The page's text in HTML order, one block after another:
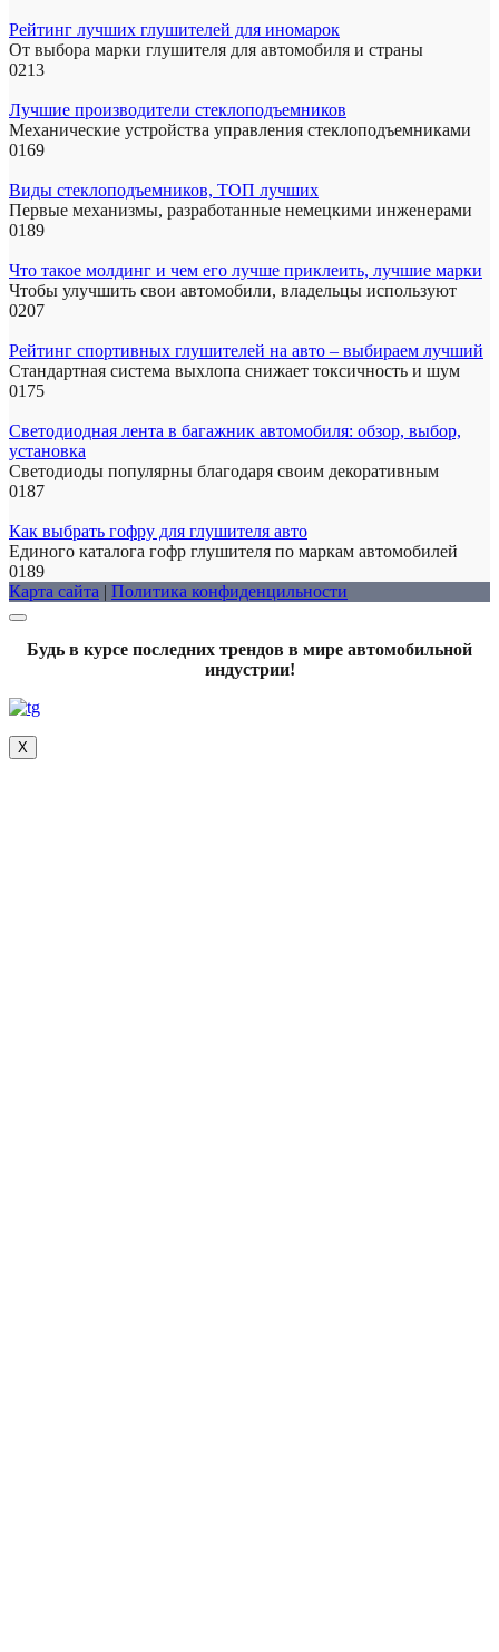
Рейтинг лучших глушителей для иномарок
От выбора марки глушителя для автомобиля и страны
0213
Лучшие производители стеклоподъемников
Механические устройства управления стеклоподъемниками
0169
Виды стеклоподъемников, ТОП лучших
Первые механизмы, разработанные немецкими инженерами
0189
Что такое молдинг и чем его лучше приклеить, лучшие марки
Чтобы улучшить свои автомобили, владельцы используют
0207
Рейтинг спортивных глушителей на авто – выбираем лучший
Стандартная система выхлопа снижает токсичность и шум
0175
Светодиодная лента в багажник автомобиля: обзор, выбор,
установка
Светодиоды популярны благодаря своим декоративным
0187
Как выбрать гофру для глушителя авто
Единого каталога гофр глушителя по маркам автомобилей
0189
Карта сайта | Политика конфиденцильности
Будь в курсе последних трендов в мире автомобильной
индустрии!
Х